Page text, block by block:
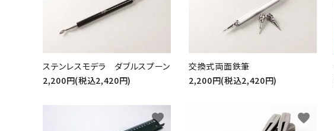
ステンレスモデラ ダブルスプーン
2,200円(税込2,420円)
交換式両面鉄筆
2,200円(税込2,420円)
favorite favorite